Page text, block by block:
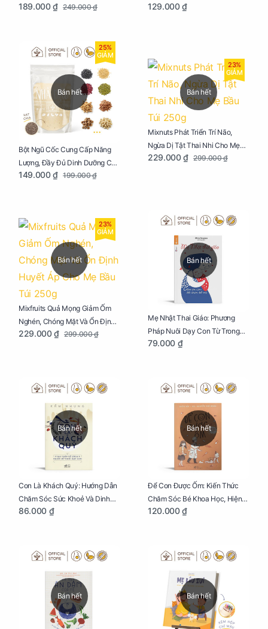
Bầu Chai 100ml
189.000 ₫ 249.000 ₫
Mẹ Bầu Hũ 250g
129.000 ₫
Bán hết
25%
GIẢM
Bột Ngũ Cốc Cung Cấp Năng
Lượng, Đầy Đủ Dinh Dưỡng Cho
Mẹ Bầu Túi 250g
149.000 ₫ 199.000 ₫
Bán hết
23%
GIẢM
Mixnuts Phát Triển Trí Não,
Ngừa Dị Tật Thai Nhi Cho Mẹ
Bầu Túi 250g
229.000 ₫ 299.000 ₫
Bán hết
23%
GIẢM
Mixfruits Quả Mọng Giảm Ốm
Nghén, Chóng Mặt Và Ổn Định
Huyết Áp Cho Mẹ Bầu Túi 250g
229.000 ₫ 299.000 ₫
Bán hết
Mẹ Nhật Thai Giáo: Phương
Pháp Nuôi Dạy Con Từ Trong
Bụng Mẹ
79.000 ₫
Bán hết
Con Là Khách Quý: Hướng Dẫn
Chăm Sóc Sức Khoẻ Và Dinh
Dưỡng Cho Bé
86.000 ₫
Bán hết
Để Con Được Ốm: Kiến Thức
Chăm Sóc Bé Khoa Học, Hiện
Đại
120.000 ₫
Bán hết Bán hết